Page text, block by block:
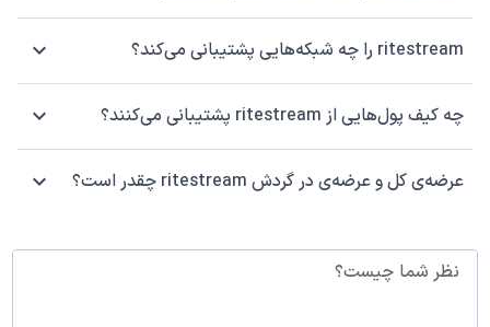
ritestream را چه شبکه‌هایی پشتیبانی می‌کند؟
چه کیف پول‌هایی از ritestream پشتیبانی می‌کنند؟
عرضه‌ی کل و عرضه‌ی در گردش ritestream چقدر است؟
نظر شما چیست؟